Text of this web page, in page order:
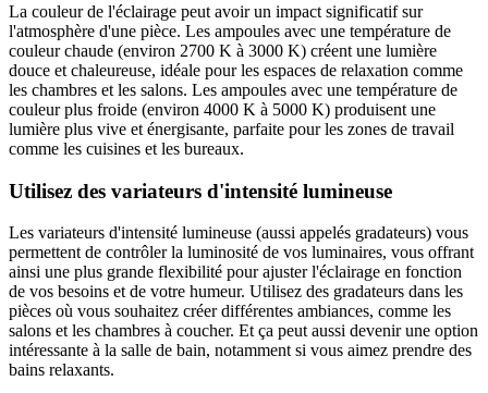
La couleur de l'éclairage peut avoir un impact significatif sur
l'atmosphère d'une pièce. Les ampoules avec une température de
couleur chaude (environ 2700 K à 3000 K) créent une lumière
douce et chaleureuse, idéale pour les espaces de relaxation comme
les chambres et les salons. Les ampoules avec une température de
couleur plus froide (environ 4000 K à 5000 K) produisent une
lumière plus vive et énergisante, parfaite pour les zones de travail
comme les cuisines et les bureaux.
Utilisez des variateurs d'intensité lumineuse
Les variateurs d'intensité lumineuse (aussi appelés gradateurs) vous
permettent de contrôler la luminosité de vos luminaires, vous offrant
ainsi une plus grande flexibilité pour ajuster l'éclairage en fonction
de vos besoins et de votre humeur. Utilisez des gradateurs dans les
pièces où vous souhaitez créer différentes ambiances, comme les
salons et les chambres à coucher. Et ça peut aussi devenir une option
intéressante à la salle de bain, notamment si vous aimez prendre des
bains relaxants.